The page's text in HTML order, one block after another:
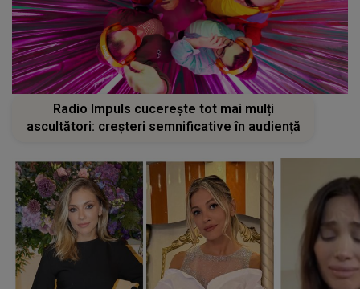
Radio Impuls cucerește tot mai mulți
ascultători: creșteri semnificative în audiență